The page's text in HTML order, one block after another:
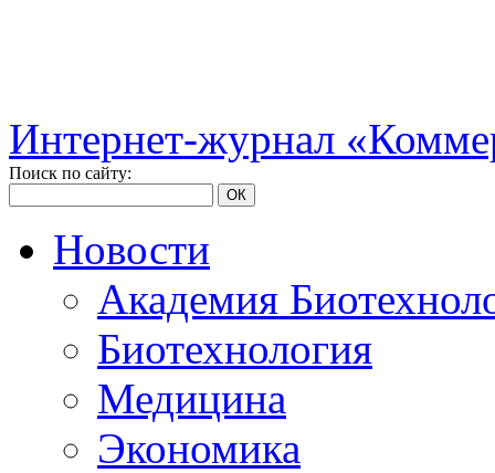
Интернет-журнал
Поиск по сайту:
ОК
Новости
Академия
Биотехнология
Медицина
Экономика